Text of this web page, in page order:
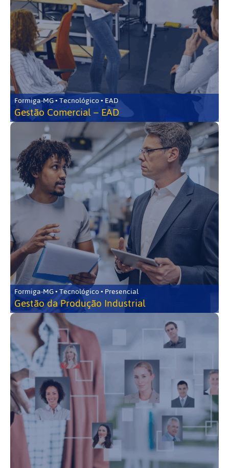
Formiga-MG • Tecnológico • EAD
Gestão Comercial – EAD
Formiga-MG • Tecnológico • Presencial
Gestão da Produção Industrial